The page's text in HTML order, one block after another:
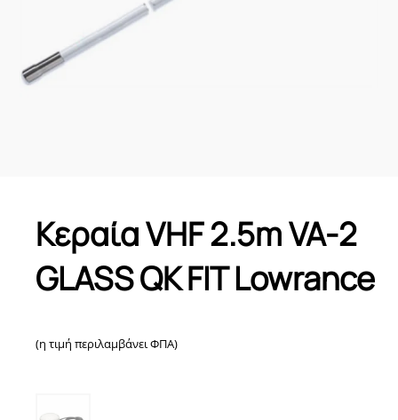
Κεραία VHF 2.5m VA-2
GLASS QK FIT Lowrance
(η τιμή περιλαμβάνει ΦΠΑ)